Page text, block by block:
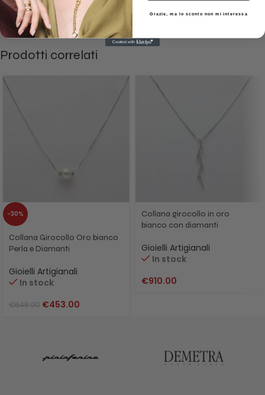
209.00€198.50
Prodotti correlati
-30%
Collana Girocollo Oro bianco
Perla e Diamanti
Gioielli Artigianali
In stock
€648.00 €453.00
Collana girocollo in oro
bianco con diamanti
Gioielli Artigianali
In stock
€910.00
Grazie, ma lo sconto non mi interessa